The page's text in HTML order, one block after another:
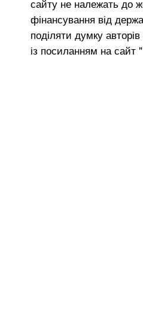
сайту не належать до
фінансування від
поділяти думку
із посиланням на сайт